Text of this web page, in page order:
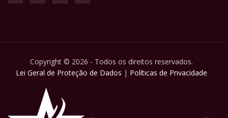
Copyright © 2026 - Todos os direitos reservados.
Lei Geral de Proteção de Dados | Políticas de Privacidade